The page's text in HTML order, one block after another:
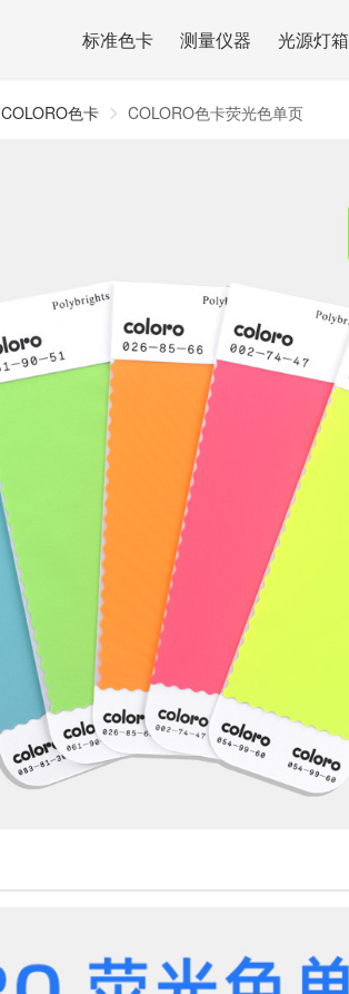
标准色卡 测量仪器 光源灯箱
COLORO色卡 COLORO色卡荧光色单页